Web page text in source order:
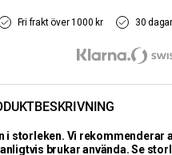
Fri frakt över 1000 kr 30
i storleken. Vi rekommenderar
brukar använda. Se